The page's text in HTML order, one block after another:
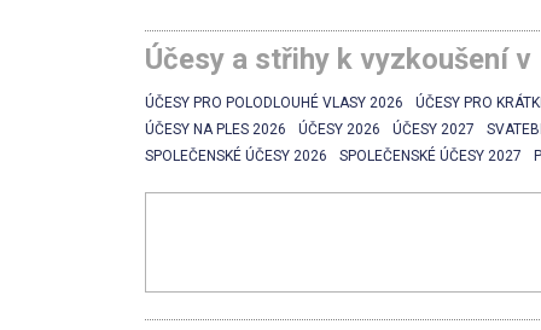
Účesy a střihy k vyzkoušení v
ÚČESY PRO POLODLOUHÉ VLASY 2026
ÚČESY PRO
ÚČESY NA PLES 2026
ÚČESY 2026 ÚČESY 2027
SPOLEČENSKÉ ÚČESY 2026
SPOLEČENSKÉ ÚČESY 2027